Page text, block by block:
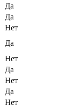
Да
Да
Нет
Да
Нет
Да
Нет
Да
Нет